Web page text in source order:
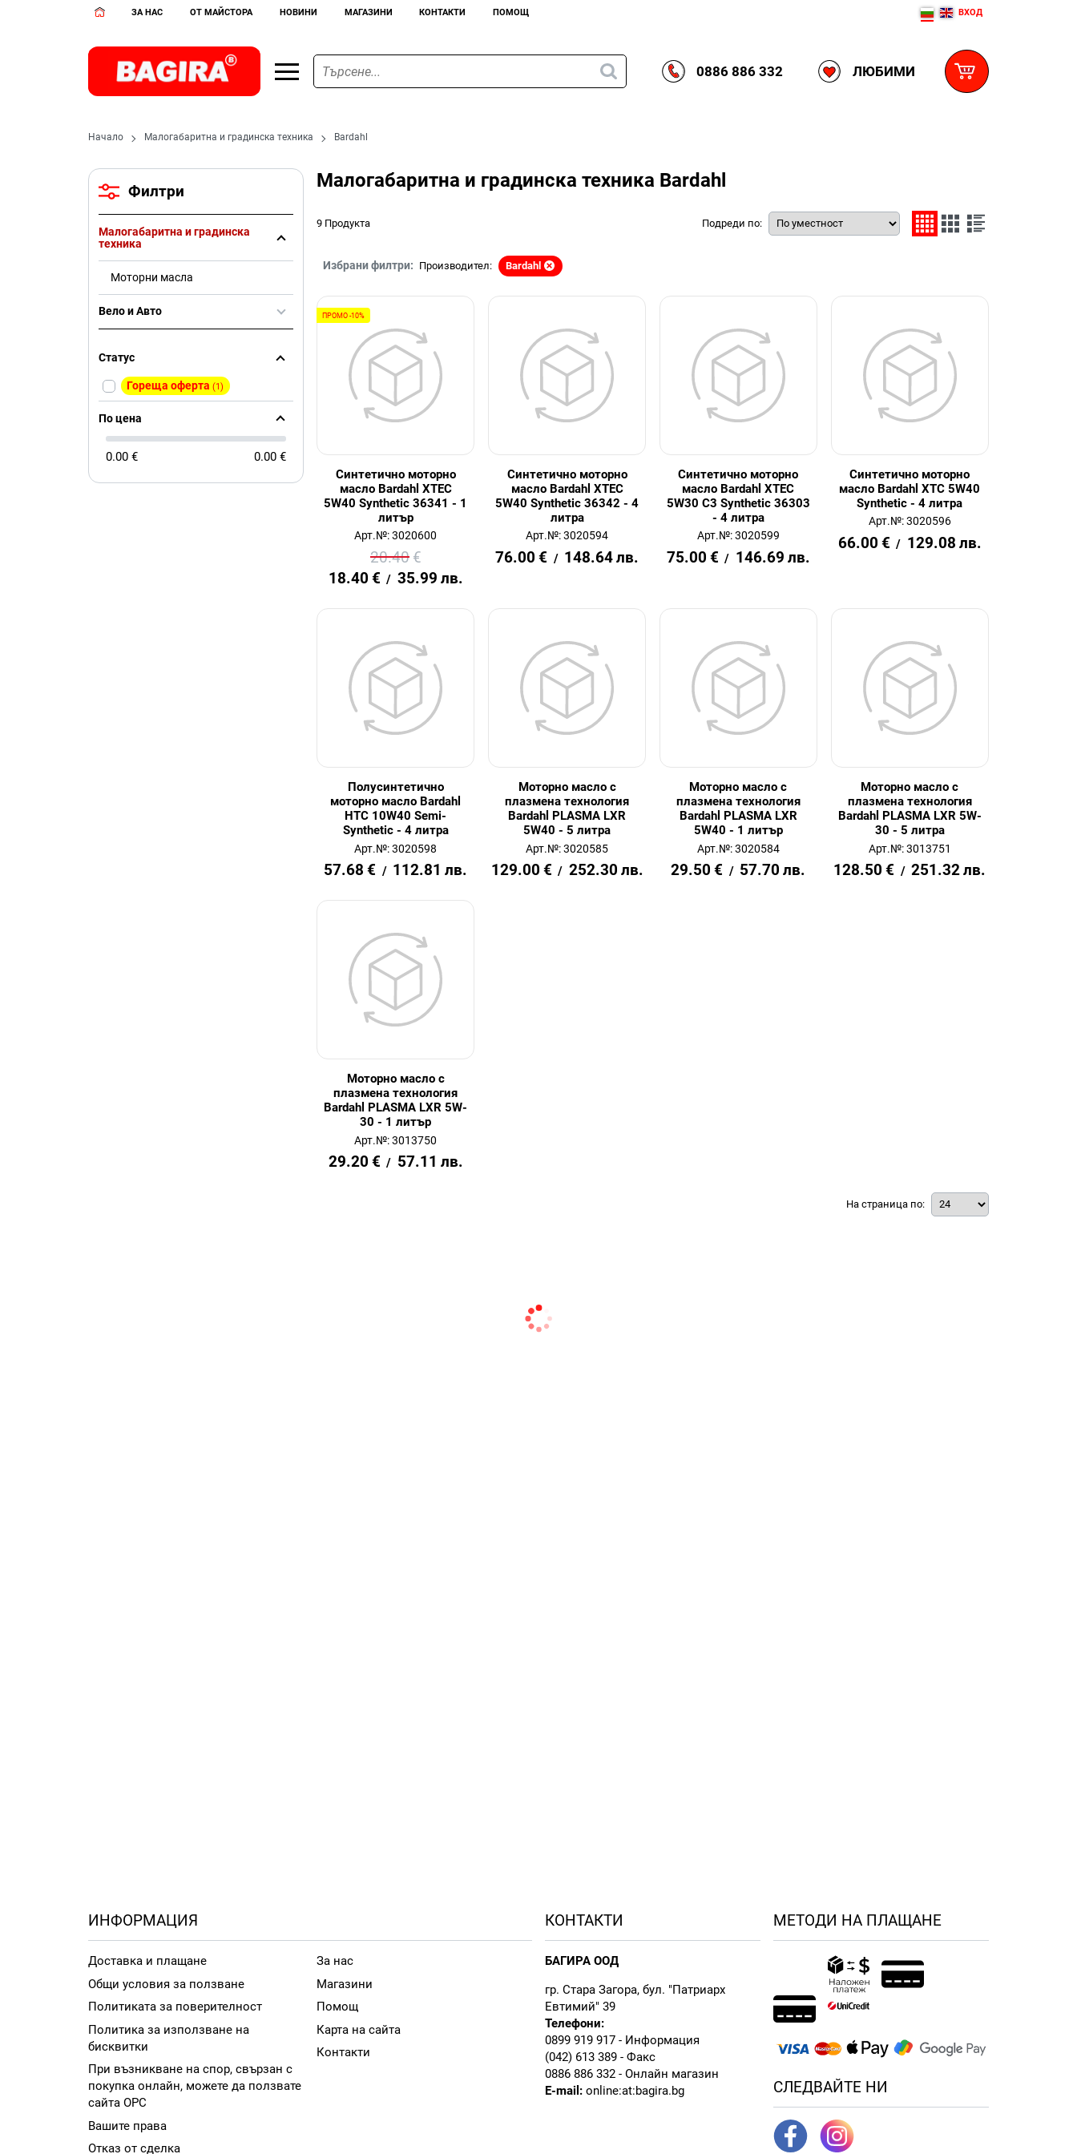
ЗА НАС ОТ МАЙСТОРА НОВИНИ МАГАЗИНИ КОНТАКТИ ПОМОЩ ВХОД
0886 886 332 ЛЮБИМИ
Начало Малогабаритна и градинска техника Bardahl
Малогабаритна и градинска техника Bardahl
9 Продукта Подреди по:
Избрани филтри: Производител: Bardahl
Синтетично моторно
масло Bardahl XTEC
5W40 Synthetic 36341 - 1
литър
Арт.№: 3020600
20.40 €
18.40 € / 35.99 лв.
ПРОМО -10%
Синтетично моторно
масло Bardahl XTEC
5W40 Synthetic 36342 - 4
литра
Арт.№: 3020594
76.00 € / 148.64лв.
Синтетично моторно
масло Bardahl XTEC
5W30 C3 Synthetic 36303
- 4 литра
Арт.№: 3020599
75.00 € / 146.69 лв.
Синтетично моторно
масло Bardahl XTC 5W40
Synthetic - 4 литра
Арт.№: 3020596
66.00 € / 129.08 лв.
Полусинтетично
моторно масло Bardahl
HTC 10W40 Semi-
Synthetic - 4 литра
Арт.№: 3020598
57.68 € / 112.81 лв.
Моторно масло с
плазмена технология
Bardahl PLASMA LXR
5W40 - 5 литра
Арт.№: 3020585
129.00 € / 252.30 лв.
Моторно масло с
плазмена технология
Bardahl PLASMA LXR
5W40 - 1 литър
Арт.№: 3020584
29.50 € / 57.70 лв.
Моторно масло с
плазмена технология
Bardahl PLASMA LXR 5W-
30 - 5 литра
Арт.№: 3013751
128.50 € / 251.32лв.
Моторно масло с
плазмена технология
Bardahl PLASMA LXR 5W-
30 - 1 литър
Арт.№: 3013750
29.20 € / 57.11 лв.
На страница по:
Филтри
Малогабаритна и градинска
техника
Моторни масла
Вело и Авто
Статус
Гореща оферта (1)
По цена
0.00 € 0.00 €
ИНФОРМАЦИЯ
Доставка и плащане
Общи условия за ползване
Политиката за поверителност
Политика за използване на
бисквитки
При възникване на спор, свързан с
покупка онлайн, можете да ползвате
сайта ОРС
Вашите права
Отказ от сделка
За нас
Магазини
Помощ
Карта на сайта
Контакти
КОНТАКТИ
БАГИРА ООД
гр. Стара Загора, бул. "Патриарх
Евтимий" 39
Телефони:
0899 919 917 - Информация
(042) 613 389 - Факс
0886 886 332 - Онлайн магазин
E-mail: online:at:bagira.bg
МЕТОДИ НА ПЛАЩАНЕ
СЛЕДВАЙТЕ НИ